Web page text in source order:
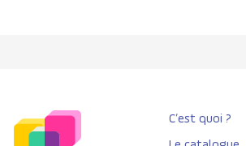
C’est quoi ?